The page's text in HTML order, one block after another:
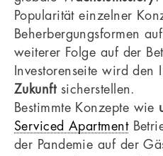
Popularität einzelner
Beherbergungsformen
weiterer Folge auf der
Investorenseite wird den I
Zukunftsicherstellen.
Bestimmte Konzepte wie
Serviced Apartment
der Pandemie auf der